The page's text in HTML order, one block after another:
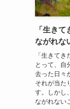
「生き
ながれな
「生きて
とって、自
去った日々
それが当た
す。しかし
ながれない